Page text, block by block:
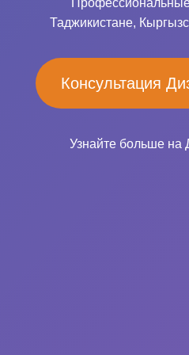
Таджикистане,
Консультация
Узнайте больше на